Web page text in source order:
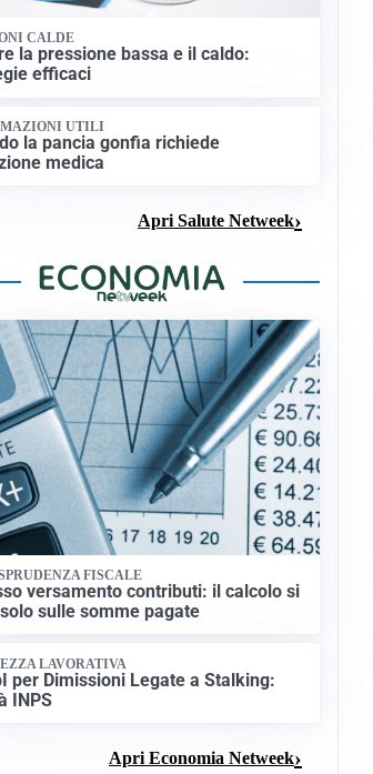
CALDE
la pressione bassa e il caldo:
efficaci
UTILI
la pancia gonfia richiede
medica
Apri Salute Netweek
FISCALE
versamento contributi: il calcolo si
sulle somme pagate
LAVORATIVA
per Dimissioni Legate a Stalking:
INPS
Apri Economia Netweek